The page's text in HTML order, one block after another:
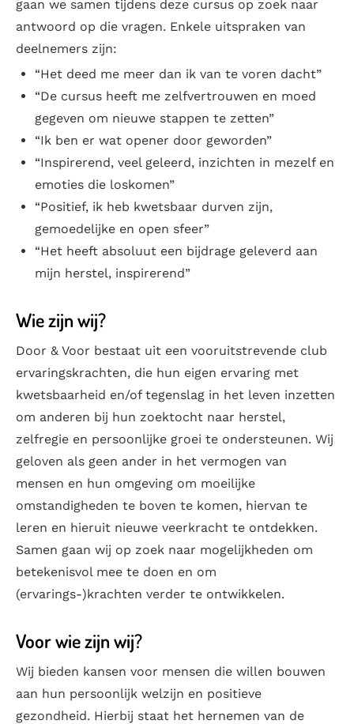
gaan we samen tijdens deze cursus op zoek naar
antwoord op die vragen. Enkele uitspraken van
deelnemers zijn:
“Het deed me meer dan ik van te voren dacht”
“De cursus heeft me zelfvertrouwen en moed
gegeven om nieuwe stappen te zetten”
“Ik ben er wat opener door geworden”
“Inspirerend, veel geleerd, inzichten in mezelf en
emoties die loskomen”
“Positief, ik heb kwetsbaar durven zijn,
gemoedelijke en open sfeer”
“Het heeft absoluut een bijdrage geleverd aan
mijn herstel, inspirerend”
Wie zijn wij?
Door & Voor bestaat uit een vooruitstrevende club
ervaringskrachten, die hun eigen ervaring met
kwetsbaarheid en/of tegenslag in het leven inzetten
om anderen bij hun zoektocht naar herstel,
zelfregie en persoonlijke groei te ondersteunen. Wij
geloven als geen ander in het vermogen van
mensen en hun omgeving om moeilijke
omstandigheden te boven te komen, hiervan te
leren en hieruit nieuwe veerkracht te ontdekken.
Samen gaan wij op zoek naar mogelijkheden om
betekenisvol mee te doen en om
(ervarings-)krachten verder te ontwikkelen.
Voor wie zijn wij?
Wij bieden kansen voor mensen die willen bouwen
aan hun persoonlijk welzijn en positieve
gezondheid. Hierbij staat het hernemen van de